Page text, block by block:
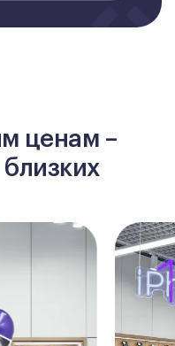
ценам –